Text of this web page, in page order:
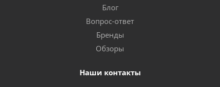
Блог
Вопрос-ответ
Бренды
Обзоры
Наши контакты